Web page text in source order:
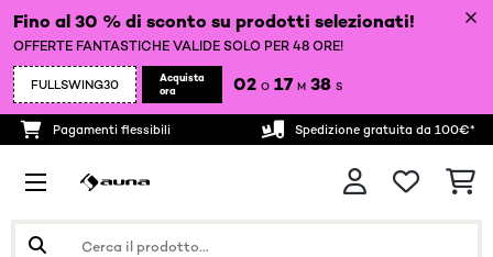
Fino al 30 % di sconto su prodotti selezionati!
OFFERTE FANTASTICHE VALIDE SOLO PER 48 ORE!
FULLSWING30
Acquista
ora
02 O 17 M 37 S
Pagamenti flessibili Spedizione gratuita da 100€*